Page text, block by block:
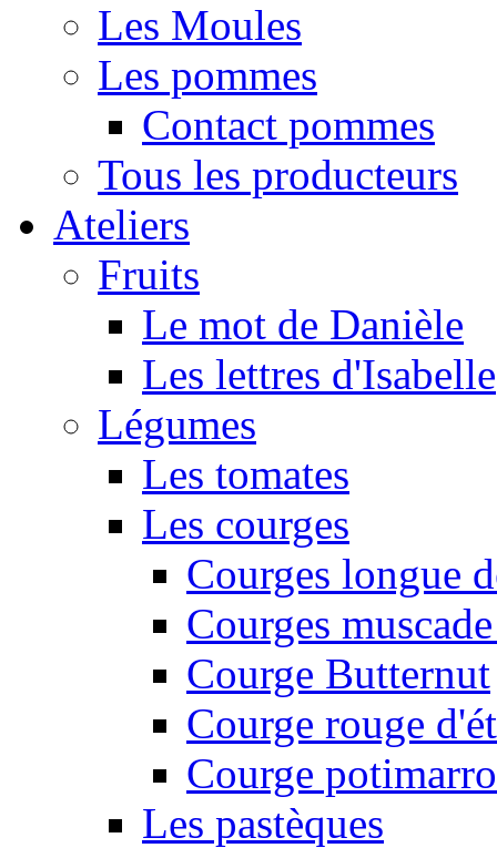
Les Moules
Les pommes
Contact pommes
Tous les producteurs
Ateliers
Fruits
Le mot de Danièle
Les lettres d'Isabelle
Légumes
Les tomates
Les courges
Courges longue
Courges
Courge Butternut
Courge rouge
Courge
Les pastèques